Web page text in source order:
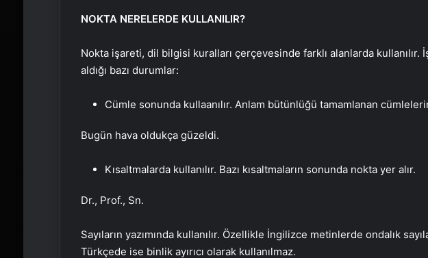
NOKTA NERELERDE KULLANILIR?
Nokta işareti, dil bilgisi kuralları çerçevesinde farklı alanlarda kullanılır.
aldığı bazı durumlar:
Cümle sonunda kullaanılır. Anlam bütünlüğü tamamlanan
Bugün hava oldukça güzeldi.
Kısaltmalarda kullanılır. Bazı kısaltmaların sonunda nokta yer alır.
Dr., Prof., Sn.
Sayıların yazımında kullanılır. Özellikle İngilizce metinlerde ondalık
Türkçede ise binlik ayırıcı olarak kullanılmaz.